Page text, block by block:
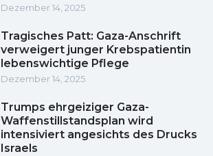
Dezember 14, 2025
Tragisches Patt: Gaza-Anschrift
verweigert junger Krebspatientin
lebenswichtige Pflege
Dezember 14, 2025
Trumps ehrgeiziger Gaza-
Waffenstillstandsplan wird
intensiviert angesichts des Drucks
Israels